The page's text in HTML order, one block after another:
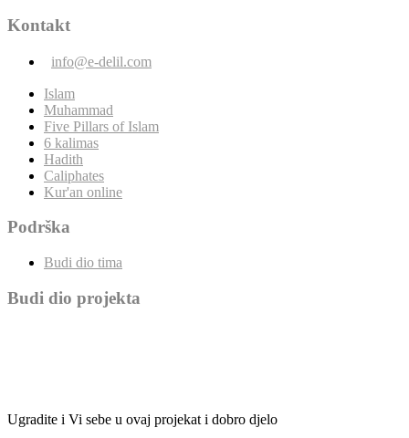
Kontakt
info@e-delil.com
Islam
Muhammad
Five Pillars of Islam
6 kalimas
Hadith
Caliphates
Kur'an online
Podrška
Budi dio tima
Budi dio projekta
Ugradite i Vi sebe u ovaj projekat i dobro djelo